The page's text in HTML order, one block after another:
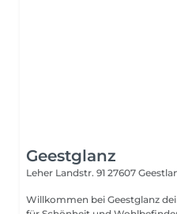
Geestglanz
Leher Landstr. 91 27607
Willkommen bei Geestglanz deinem exklusiven Rückzugsort